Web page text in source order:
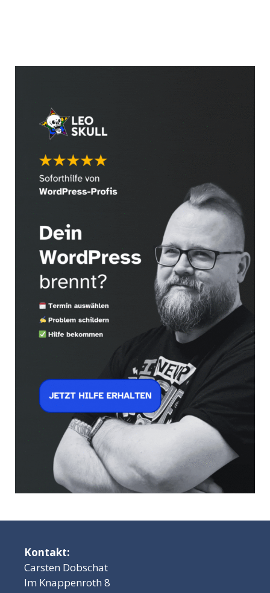
Kontakt:
Carsten Dobschat
Im Knappenroth 8